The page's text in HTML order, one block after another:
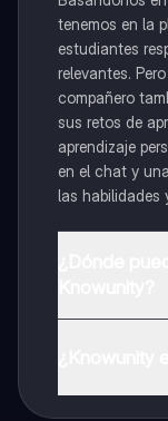
tenemos en la
estudiantes
relevantes.
compañero
sus retos de
aprendizaje
en el chat y
las habilidades